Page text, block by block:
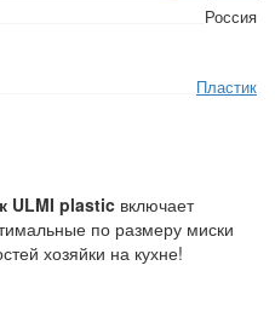
Россия
Пластик
ULMI plastic включает
по размеру миски
хозяйки на кухне!